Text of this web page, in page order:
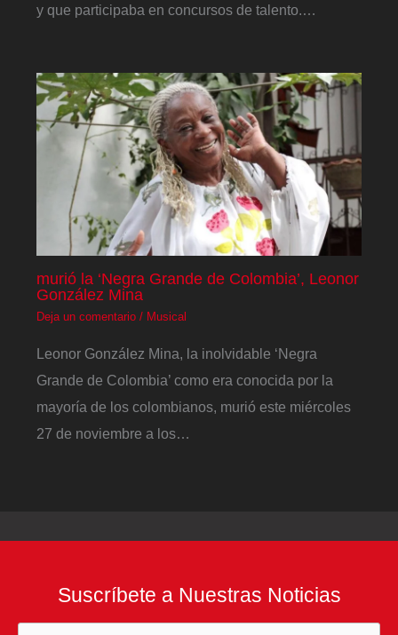
y que participaba en concursos de talento.…
murió la ‘Negra Grande de Colombia’, Leonor
González Mina
Deja un comentario / Musical
Leonor González Mina, la inolvidable ‘Negra
Grande de Colombia’ como era conocida por la
mayoría de los colombianos, murió este miércoles
27 de noviembre a los…
Suscríbete a Nuestras Noticias